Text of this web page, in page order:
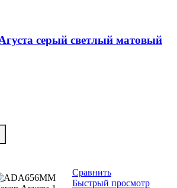
серый светлый матовый
Сравнить
Быстрый просмотр